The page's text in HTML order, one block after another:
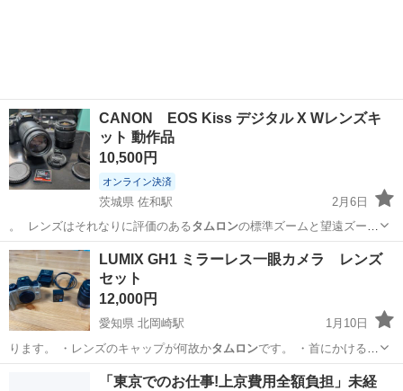
CANON EOS Kiss デジタル X Wレンズキ
ット 動作品
10,500円
オンライン決済
茨城県 佐和駅
2月6日
。 レンズはそれなりに評価のあるタムロンの標準ズームと望遠ズーム
です。 動…
茨城 ひたちなか市 佐和駅 カメラ 一眼レフ
LUMIX GH1 ミラーレス一眼カメラ レンズ
セット
12,000円
愛知県 北岡崎駅
1月10日
ります。 ・レンズのキャップが何故かタムロンです。 ・首にかけるも
ののためストラ…
北岡崎駅 カメラ LUMIX
「東京でのお仕事!上京費用全額負担」未経